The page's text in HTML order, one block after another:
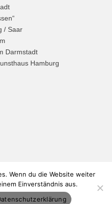
/ Saar
Darmstadt
Hamburg
Wenn du die Website weiter
Einverständnis aus.